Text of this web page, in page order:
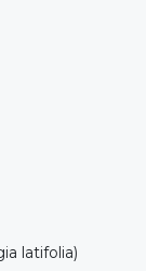
latifolia)